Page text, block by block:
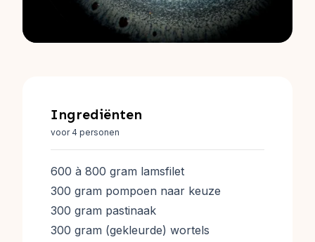
Ingrediënten
voor 4 personen
600 à 800 gram lamsfilet
300 gram pompoen naar keuze
300 gram pastinaak
300 gram (gekleurde) wortels